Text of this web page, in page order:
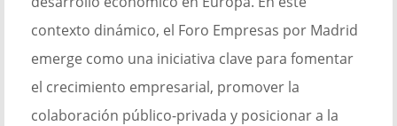
contexto dinámico, el Foro Empresas por Madrid
emerge como una iniciativa clave para fomentar
el crecimiento empresarial, promover la
colaboración público-privada y posicionar a la